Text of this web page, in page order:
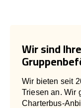
Wir sind
Wir bieten seit
Triesen an. Wir
Charterbus-